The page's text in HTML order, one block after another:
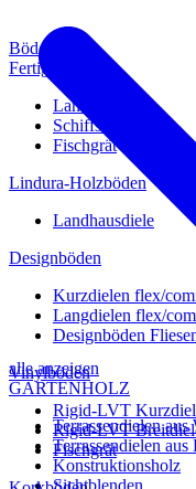
alle anzeigen
GARTENHOLZ
Terrassendielen
Terrassendielen aus
Konstruktionsholz
Sichtblenden
Böden
Fertigparkett
Landhausdiele
Schiffsboden
Fischgrät
Lindura-Holzböden
Landhausdiele
Designböden
Kurzdielen flex/
Langdielen flex/
Designböden
Vinylböden
Rigid-LVT
Rigid-LVT
Fischgrät